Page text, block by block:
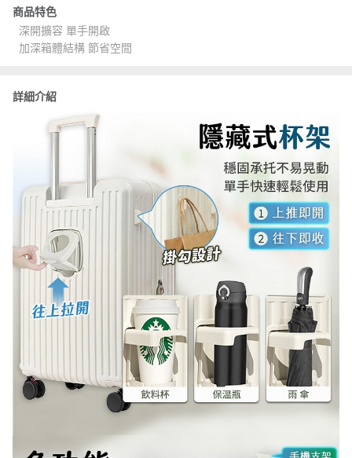
商品特色
深開擴容 單手開啟
加深箱體結構 節省空間
詳細介紹